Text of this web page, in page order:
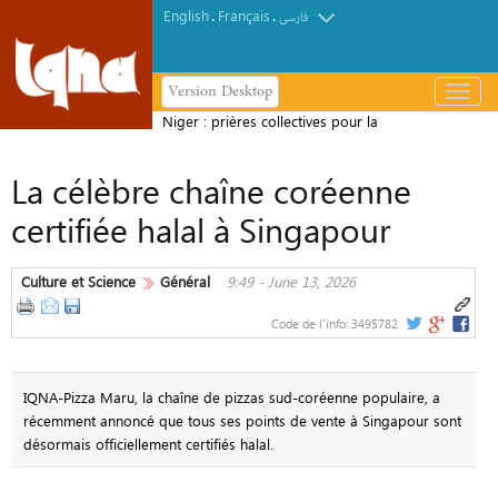
English. Français.فارسی
Version Desktop
باز
و
Niger : prières collectives pour la
La célèbre chaîne coréenne
certifiée halal à Singapour
Culture et Science Général 9:49 - June 13, 2026
Code de l'info: 3495782
IQNA-Pizza Maru, la chaîne de pizzas sud-coréenne populaire, a
récemment annoncé que tous ses points de vente à Singapour sont
désormais officiellement certifiés halal.